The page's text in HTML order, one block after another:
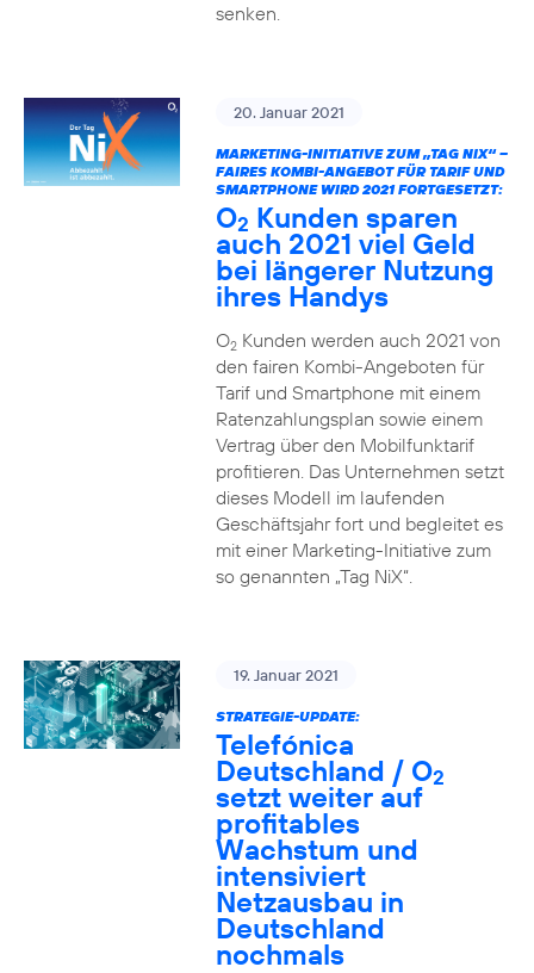
senken.
20. Januar 2021
MARKETING-INITIATIVE ZUM „TAG NIX“ –
FAIRES KOMBI-ANGEBOT FÜR TARIF UND
SMARTPHONE WIRD 2021 FORTGESETZT:
O2 Kunden sparen
auch 2021 viel Geld
bei längerer Nutzung
ihres Handys
O2Kunden werden auch 2021 von
den fairen Kombi-Angeboten für
Tarif und Smartphone mit einem
Ratenzahlungsplan sowie einem
Vertrag über den Mobilfunktarif
profitieren. Das Unternehmen setzt
dieses Modell im laufenden
Geschäftsjahr fort und begleitet es
mit einer Marketing-Initiative zum
so genannten „Tag NiX“.
19. Januar 2021
STRATEGIE-UPDATE:
Telefónica
Deutschland / O2
setzt weiter auf
profitables
Wachstum und
intensiviert
Netzausbau in
Deutschland
nochmals